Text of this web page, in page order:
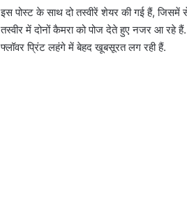
इस पोस्ट के साथ दो तस्वीरें शेयर की गई हैं,
तस्वीर में दोनों कैमरा को पोज देते हुए नजर आ रहे
फ्लॉवर प्रिंट लहंगे में बेहद खूबसूरत लग रही हैं.